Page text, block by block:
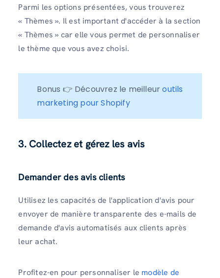
Parmi les options présentées, vous trouverez
« Thèmes ». Il est important d'accéder à la section
« Thèmes » car elle vous permet de personnaliser
le thème que vous avez choisi.
Bonus 👉 Découvrez le meilleur outils
marketing pour Shopify
3. Collectez et gérez les avis
Demander des avis clients
Utilisez les capacités de l'application d'avis pour
envoyer de manière transparente des e-mails de
demande d'avis automatisés aux clients après
leur achat.
Profitez-en pour personnaliser le modèle de